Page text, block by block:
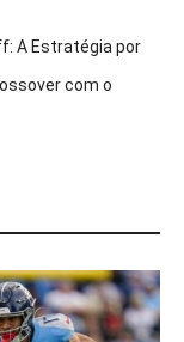
A Estratégia por
com o